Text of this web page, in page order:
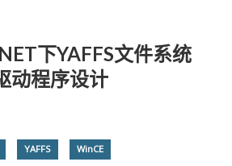
下YAFFS文件系统
动程序设计
YAFFS WinCE